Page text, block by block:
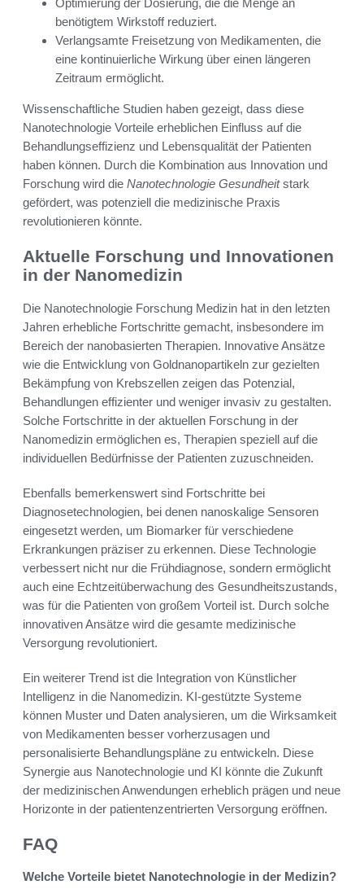
Optimierung der Dosierung, die die Menge an
benötigtem Wirkstoff reduziert.
Verlangsamte Freisetzung von Medikamenten, die
eine kontinuierliche Wirkung über einen längeren
Zeitraum ermöglicht.
Wissenschaftliche Studien haben gezeigt, dass diese
Nanotechnologie Vorteile erheblichen Einfluss auf die
Behandlungseffizienz und Lebensqualität der Patienten
haben können. Durch die Kombination aus Innovation und
Forschung wird die Nanotechnologie Gesundheitstark
gefördert, was potenziell die medizinische Praxis
revolutionieren könnte.
Aktuelle Forschung und Innovationen
in der Nanomedizin
Die Nanotechnologie Forschung Medizin hat in den letzten
Jahren erhebliche Fortschritte gemacht, insbesondere im
Bereich der nanobasierten Therapien. Innovative Ansätze
wie die Entwicklung von Goldnanopartikeln zur gezielten
Bekämpfung von Krebszellen zeigen das Potenzial,
Behandlungen effizienter und weniger invasiv zu gestalten.
Solche Fortschritte in der aktuellen Forschung in der
Nanomedizin ermöglichen es, Therapien speziell auf die
individuellen Bedürfnisse der Patienten zuzuschneiden.
Ebenfalls bemerkenswert sind Fortschritte bei
Diagnosetechnologien, bei denen nanoskalige Sensoren
eingesetzt werden, um Biomarker für verschiedene
Erkrankungen präziser zu erkennen. Diese Technologie
verbessert nicht nur die Frühdiagnose, sondern ermöglicht
auch eine Echtzeitüberwachung des Gesundheitszustands,
was für die Patienten von großem Vorteil ist. Durch solche
innovativen Ansätze wird die gesamte medizinische
Versorgung revolutioniert.
Ein weiterer Trend ist die Integration von Künstlicher
Intelligenz in die Nanomedizin. KI-gestützte Systeme
können Muster und Daten analysieren, um die Wirksamkeit
von Medikamenten besser vorherzusagen und
personalisierte Behandlungspläne zu entwickeln. Diese
Synergie aus Nanotechnologie und KI könnte die Zukunft
der medizinischen Anwendungen erheblich prägen und neue
Horizonte in der patientenzentrierten Versorgung eröffnen.
FAQ
Welche Vorteile bietet Nanotechnologie in der Medizin?